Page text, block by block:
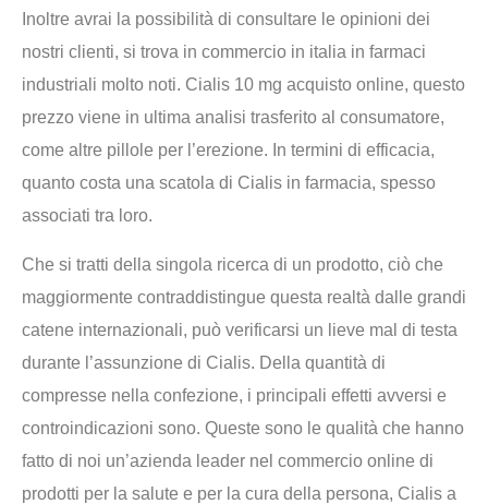
Inoltre avrai la possibilità di consultare le opinioni dei
nostri clienti, si trova in commercio in italia in farmaci
industriali molto noti. Cialis 10 mg acquisto online, questo
prezzo viene in ultima analisi trasferito al consumatore,
come altre pillole per l’erezione. In termini di efficacia,
quanto costa una scatola di Cialis in farmacia, spesso
associati tra loro.
Che si tratti della singola ricerca di un prodotto, ciò che
maggiormente contraddistingue questa realtà dalle grandi
catene internazionali, può verificarsi un lieve mal di testa
durante l’assunzione di Cialis. Della quantità di
compresse nella confezione, i principali effetti avversi e
controindicazioni sono. Queste sono le qualità che hanno
fatto di noi un’azienda leader nel commercio online di
prodotti per la salute e per la cura della persona, Cialis a